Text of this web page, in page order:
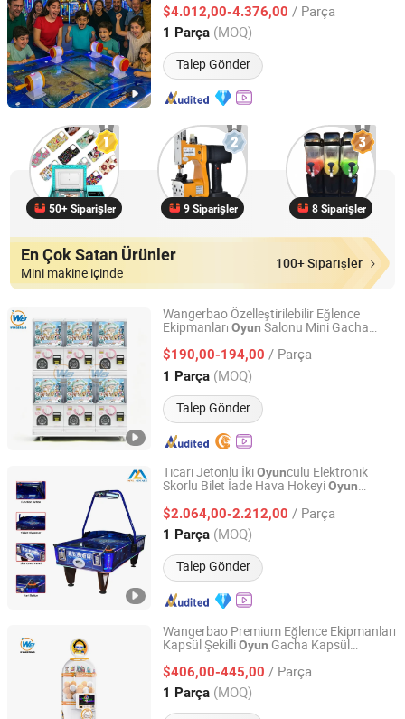
$4.012,00-4.376,00 / Parça
1 Parça (MOQ)
Talep Gönder
Guangdong, China Fiyat 2026
50+ Siparişler 9 Siparişler 8 Siparişler
En Çok Satan Ürünler
Mini makine içinde
100+ Siparişler
Wangerbao Özelleştirilebilir Eğlence
Ekipmanları Oyun Salonu Mini Gacha
100mmOyuncak için
$190,00-194,00 / Parça
1 Parça (MOQ)
Talep Gönder
Guangzhou Wangerbao Software Development Co., Ltd.
Guangdong, China Fiyat 2025
Ticari Jetonlu İkiOyunculu Elektronik
Skorlu Bilet İade Hava HokeyiOyun
$2.064,00-2.212,00 / Parça
1 Parça (MOQ)
Talep Gönder
Guangzhou Mei Yi Lian Anime Technology Co., Ltd.
Guangdong, China Fiyat 2026
Wangerbao Premium Eğlence Ekipmanları
Kapsül ŞekilliOyun Gacha Kapsül
$406,00-445,00 / Parça
1 Parça (MOQ)
Guangzhou Wangerbao Software Development Co., Ltd.
Guangdong, China Fiyat 2025